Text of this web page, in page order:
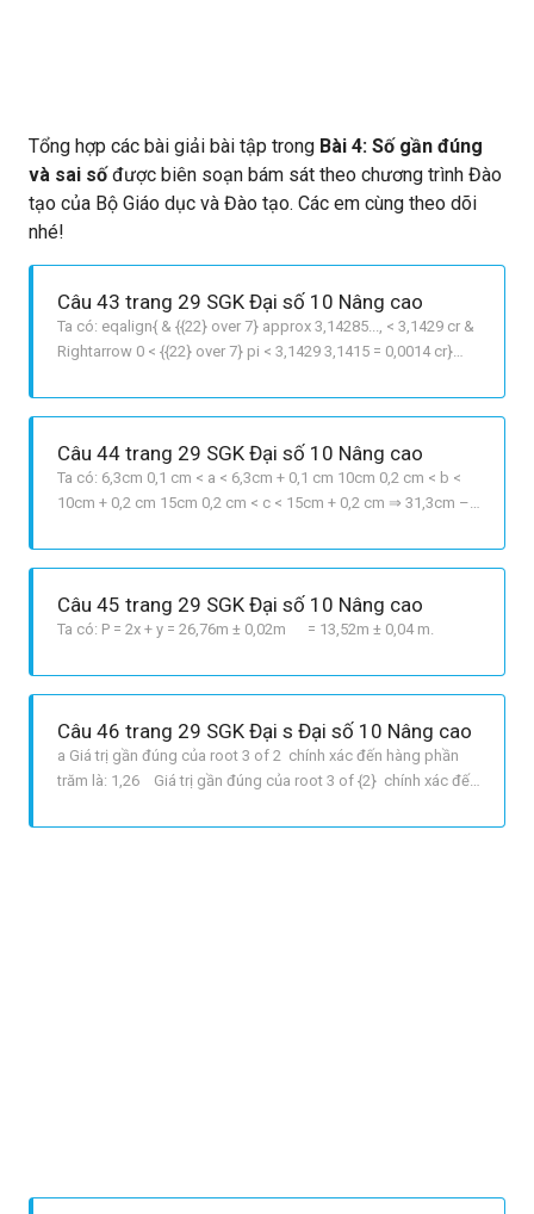
Tổng hợp các bài giải bài tập trong Bài 4: Số gần đúng
và sai sốđược biên soạn bám sát theo chương trình Đào
tạo của Bộ Giáo dục và Đào tạo. Các em cùng theo dõi
nhé!
Câu 43 trang 29 SGK Đại số 10 Nâng cao
Ta có: eqalign{ & {{22} over 7} approx 3,14285..., < 3,1429 cr &
Rightarrow 0 < {{22} over 7} pi < 3,1429 3,1415 = 0,0014 cr}
Câu 44 trang 29 SGK Đại số 10 Nâng cao
Ta có: 6,3cm 0,1 cm < a < 6,3cm + 0,1 cm 10cm 0,2 cm < b <
10cm + 0,2 cm 15cm 0,2 cm < c < 15cm + 0,2 cm ⇒ 31,3cm –
0,5 cm
Câu 45 trang 29 SGK Đại số 10 Nâng cao
Ta có: P = 2x + y = 26,76m ± 0,02m = 13,52m ± 0,04 m.
Câu 46 trang 29 SGK Đại s Đại số 10 Nâng cao
a Giá trị gần đúng của root 3 of 2 chính xác đến hàng phần
trăm là: 1,26 Giá trị gần đúng của root 3 of {2} chính xác đến
xác đến hàng phần trăm root 3 of {100} approx 4,642 chính